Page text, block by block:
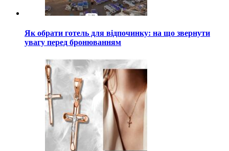
Як обрати готель для відпочинку: на що звернути
увагу перед бронюванням